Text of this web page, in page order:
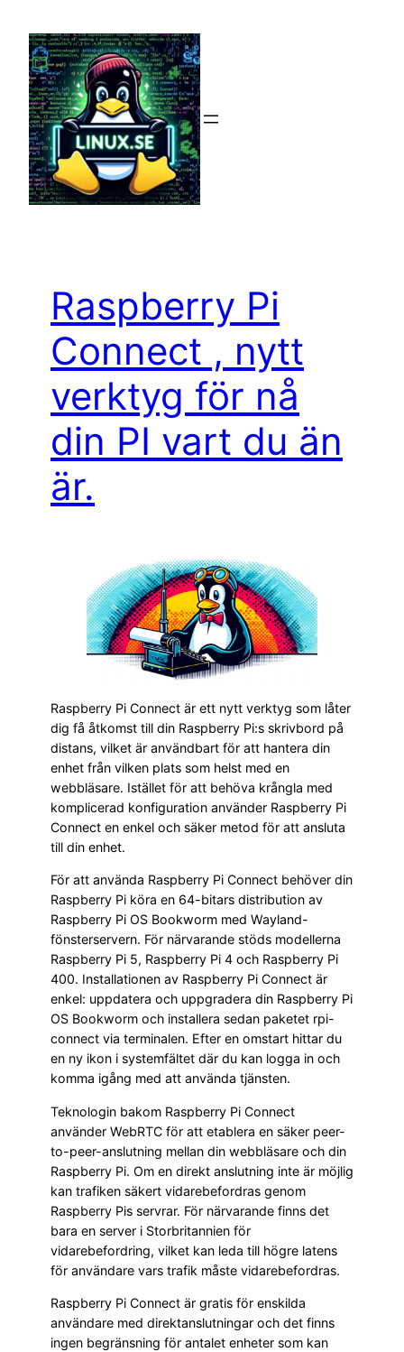
innehåll
Raspberry Pi
Connect , nytt
verktyg för nå
din PI vart du än
är.
Raspberry Pi Connect är ett nytt verktyg som låter
dig få åtkomst till din Raspberry Pi:s skrivbord på
distans, vilket är användbart för att hantera din
enhet från vilken plats som helst med en
webbläsare. Istället för att behöva krångla med
komplicerad konfiguration använder Raspberry Pi
Connect en enkel och säker metod för att ansluta
till din enhet.
För att använda Raspberry Pi Connect behöver din
Raspberry Pi köra en 64-bitars distribution av
Raspberry Pi OS Bookworm med Wayland-
fönsterservern. För närvarande stöds modellerna
Raspberry Pi 5, Raspberry Pi 4 och Raspberry Pi
400. Installationen av Raspberry Pi Connect är
enkel: uppdatera och uppgradera din Raspberry Pi
OS Bookworm och installera sedan paketet rpi-
connect via terminalen. Efter en omstart hittar du
en ny ikon i systemfältet där du kan logga in och
komma igång med att använda tjänsten.
Teknologin bakom Raspberry Pi Connect
använder WebRTC för att etablera en säker peer-
to-peer-anslutning mellan din webbläsare och din
Raspberry Pi. Om en direkt anslutning inte är möjlig
kan trafiken säkert vidarebefordras genom
Raspberry Pis servrar. För närvarande finns det
bara en server i Storbritannien för
vidarebefordring, vilket kan leda till högre latens
för användare vars trafik måste vidarebefordras.
Raspberry Pi Connect är gratis för enskilda
användare med direktanslutningar och det finns
ingen begränsning för antalet enheter som kan